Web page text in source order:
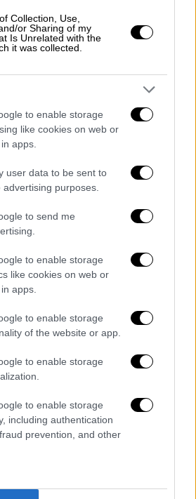
Collection, Use,
or Sharing of my
Is Unrelated with the
it was collected.
to enable storage
like cookies on web or
apps.
user data to be sent to
purposes.
to send me
to enable storage
like cookies on web or
apps.
to enable storage
of the website or app.
to enable storage
to enable storage
including authentication
prevention, and other
50 εκατομμύρια ευρώ το
στην αρχική
της ΤΡΑΙΝΟΣΕ το 2017
τιμή, την οποία
καθώς
και από τα 50 εκ. ευρώ
και για τη νέα
αόριστες δηλώσεις και
επενδύσεις ύψους
163 εκατομμύρια ευρώ
του τελικού
αυτή ανάθεση
και δημιουργεί
αφορά την απελευθέρωση
αγοράς».
του ΚΚΕ,Λεωνίδας
ότι θα καταψηφίσουν
της ΤΡΑΙΝΟΣΕ έφερε